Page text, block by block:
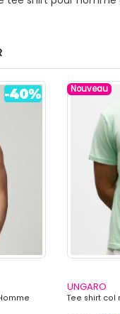
Nouveau
UNGARO
Tee shirt col